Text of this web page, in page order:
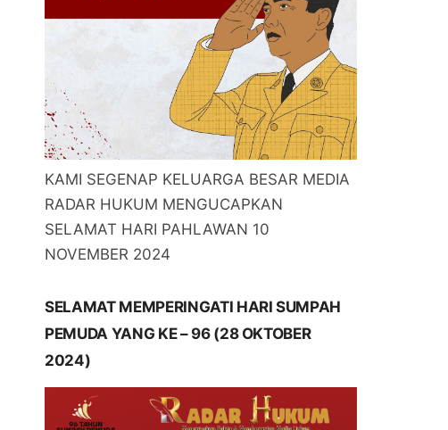
KAMI SEGENAP KELUARGA BESAR MEDIA
RADAR HUKUM MENGUCAPKAN
SELAMAT HARI PAHLAWAN 10
NOVEMBER 2024
SELAMAT MEMPERINGATI HARI SUMPAH
PEMUDA YANG KE – 96 (28 OKTOBER
2024)